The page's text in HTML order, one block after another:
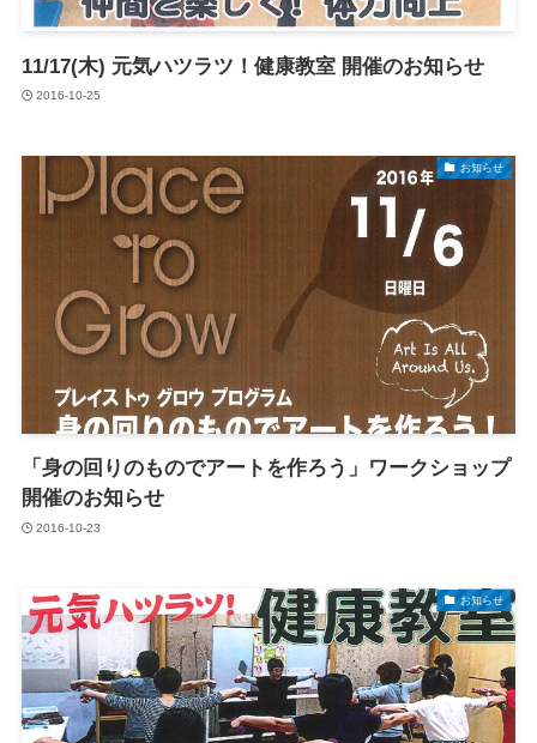
11/17(木) 元気ハツラツ！健康教室 開催のお知らせ
2016-10-25
お知らせ
「身の回りのものでアートを作ろう」ワークショップ
開催のお知らせ
2016-10-23
お知らせ